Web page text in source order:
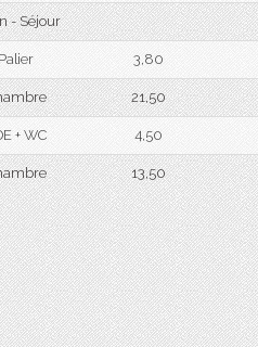
- Séjour
Palier 3,80
21,50
+ WC 4,50
13,50